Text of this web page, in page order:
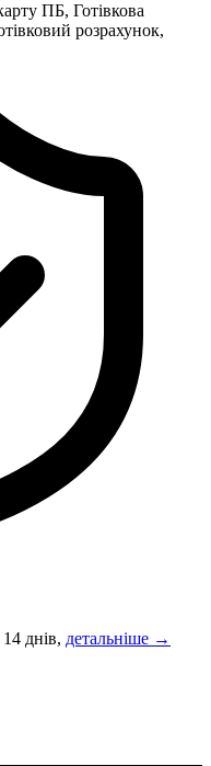
ПБ, Готівкова
розрахунок,
днів, детальніше →